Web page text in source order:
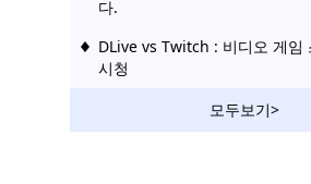
다.
DLive vs Twitch : 비디오 게임
시청
모든 플랫폼에서 최고의 팝콘
가지
모두보기>